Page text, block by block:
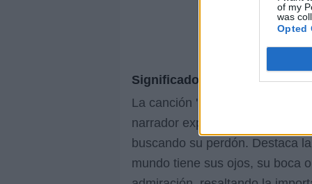
of my
was
Opted
Significado de la letra
La canción 'Nadie' de Remmy
narrador expresa su seguridad
buscando su perdón. Destaca
mundo tiene sus ojos, su boca